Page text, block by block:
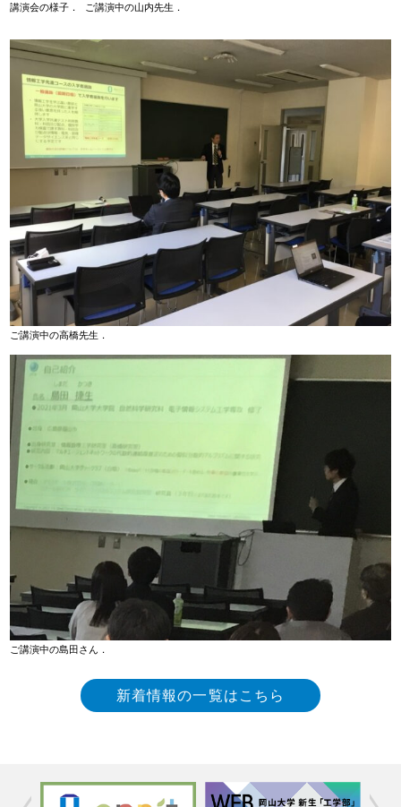
講演会の様子． ご講演中の山内先生．
ご講演中の高橋先生．
ご講演中の島田さん．
新着情報の一覧はこちら